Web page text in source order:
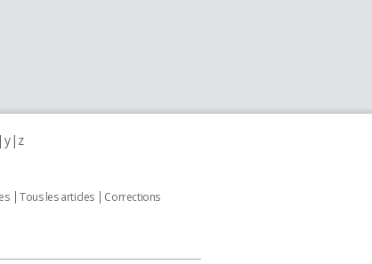
y z
Tous les articles
Corrections